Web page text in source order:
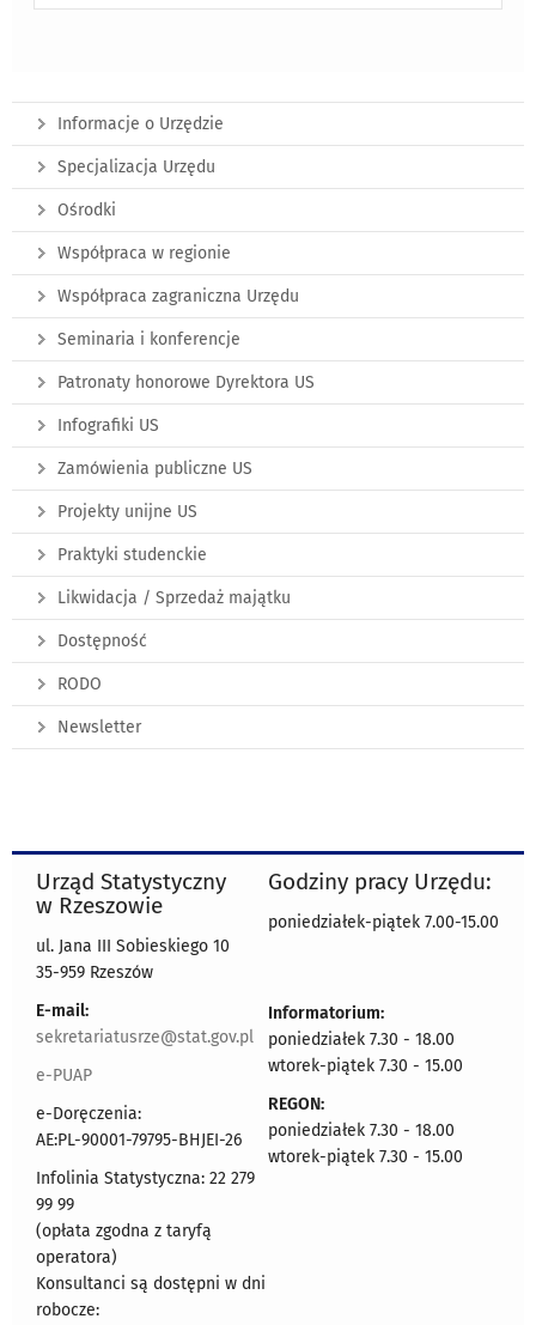
Informacje o Urzędzie
Specjalizacja Urzędu
Ośrodki
Współpraca w regionie
Współpraca zagraniczna Urzędu
Seminaria i konferencje
Patronaty honorowe Dyrektora US
Infografiki US
Zamówienia publiczne US
Projekty unijne US
Praktyki studenckie
Likwidacja / Sprzedaż majątku
Dostępność
RODO
Newsletter
Urząd Statystyczny
w Rzeszowie
ul. Jana III Sobieskiego 10
35-959 Rzeszów
E-mail:
sekretariatusrze@stat.gov.pl
e-PUAP
e-Doręczenia:
AE:PL-90001-79795-BHJEI-26
Infolinia Statystyczna: 22 279
99 99
(opłata zgodna z taryfą
operatora)
Konsultanci są dostępni w dni
robocze:
Godziny pracy Urzędu:
poniedziałek-piątek 7.00-15.00
Informatorium:
poniedziałek 7.30 - 18.00
wtorek-piątek 7.30 - 15.00
REGON:
poniedziałek 7.30 - 18.00
wtorek-piątek 7.30 - 15.00